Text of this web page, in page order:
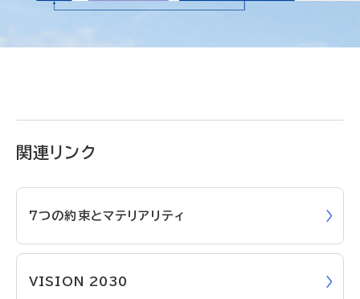
関連リンク
7つの約束とマテリアリティ
VISION 2030